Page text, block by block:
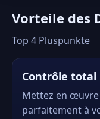
Vorteile des
Top 4 Pluspunkte
Contrôle total
Mettez en
parfaitement à